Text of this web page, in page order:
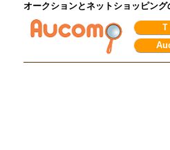
オークションとネットショッピン